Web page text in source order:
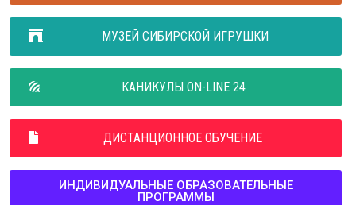
МУЗЕЙ СИБИРСКОЙ ИГРУШКИ
КАНИКУЛЫ ON-LINE 24
ДИСТАНЦИОННОЕ ОБУЧЕНИЕ
ИНДИВИДУАЛЬНЫЕ ОБРАЗОВАТЕЛЬНЫЕ
ПРОГРАММЫ